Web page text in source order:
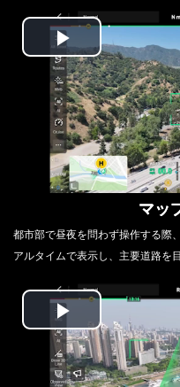
Play
Video
マッ
都市部で昼夜を問わず操作する際
アルタイムで表示し、主要道路を
Play
Video